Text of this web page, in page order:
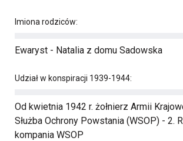
Imiona rodziców:
Ewaryst - Natalia z domu Sadowska
Udział w konspiracji 1939-1944:
Od kwietnia 1942 r. żołnierz Armii
Służba Ochrony Powstania (WSOP) - 2.
kompania WSOP